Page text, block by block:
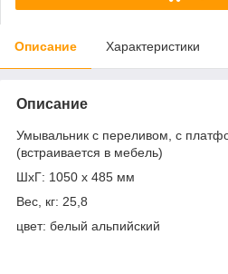
Описание Характеристики
Описание
Умывальник с переливом, с
(встраивается в мебель)
ШхГ: 1050 x 485 мм
Вес, кг: 25,8
цвет: белый альпийский